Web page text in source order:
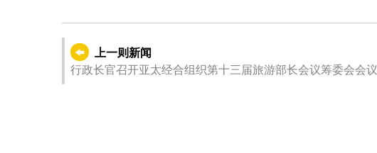
上一则新闻
行政长官召开亚太经合组织第十三届旅游部长会议筹委会会议